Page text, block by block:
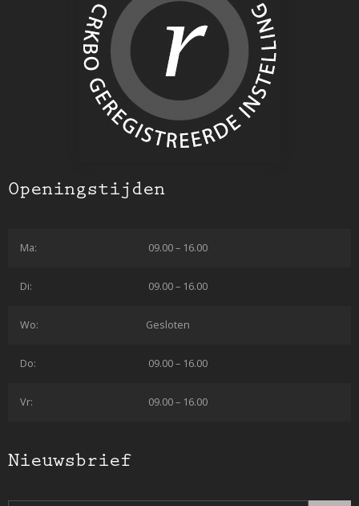
Openingstijden
Ma: 09.00 – 16.00
Di: 09.00 – 16.00
Wo: Gesloten
Do: 09.00 – 16.00
Vr: 09.00 – 16.00
Nieuwsbrief